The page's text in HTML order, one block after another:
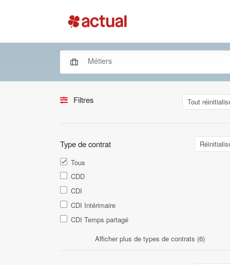
Filtres Tout
Type de contrat
Tous
CDD
CDI
CDI Intérimaire
CDI Temps partagé
Afficher plus de types de contrats (6)